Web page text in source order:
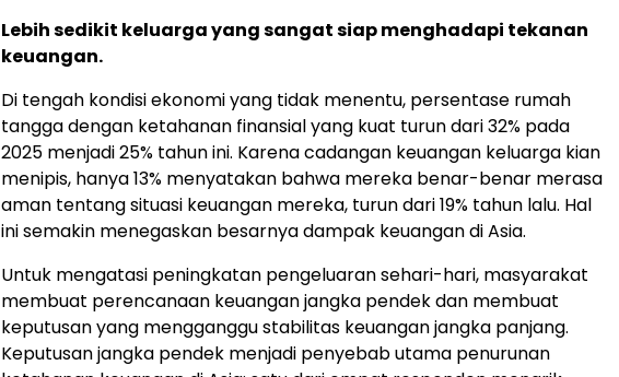
Lebih sedikit keluarga yang sangat siap menghadapi tekanan
keuangan.
Di tengah kondisi ekonomi yang tidak menentu, persentase rumah
tangga dengan ketahanan finansial yang kuat turun dari 32% pada
2025 menjadi 25% tahun ini. Karena cadangan keuangan keluarga kian
menipis, hanya 13% menyatakan bahwa mereka benar-benar merasa
aman tentang situasi keuangan mereka, turun dari 19% tahun lalu. Hal
ini semakin menegaskan besarnya dampak keuangan di Asia.
Untuk mengatasi peningkatan pengeluaran sehari-hari, masyarakat
membuat perencanaan keuangan jangka pendek dan membuat
keputusan yang mengganggu stabilitas keuangan jangka panjang.
Keputusan jangka pendek menjadi penyebab utama penurunan